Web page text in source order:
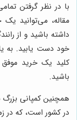
با در نظر گرفتن
مقاله، می‌توانید
داشته باشید و از
خود دست یابید. به
کلید یک خرید
باشید.
همچنین کمپانی بزرگ
در کشور است، که در